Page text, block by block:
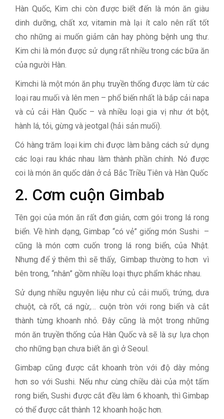
Hàn Quốc, Kim chi còn được biết đến là món ăn giàu
dinh dưỡng, chất xơ, vitamin mà lại ít calo nên rất tốt
cho những ai muốn giảm cân hay phòng bệnh ung thư.
Kim chi là món được sử dụng rất nhiều trong các bữa ăn
của người Hàn.
Kimchi là một món ăn phụ truyền thống được làm từ các
loại rau muối và lên men – phổ biến nhất là bắp cải napa
và củ cải Hàn Quốc – và nhiều loại gia vị như ớt bột,
hành lá, tỏi, gừng và jeotgal (hải sản muối).
Có hàng trăm loại kim chi được làm bằng cách sử dụng
các loại rau khác nhau làm thành phần chính. Nó được
coi là món ăn quốc dân ở cả Bắc Triều Tiên và Hàn Quốc
2. Cơm cuộn Gimbab
Tên gọi của món ăn rất đơn giản, cơm gói trong lá rong
biển. Về hình dạng, Gimbap “có vẻ” giống món Sushi –
cũng là món cơm cuốn trong lá rong biển, của Nhật.
Nhưng để ý thêm thì sẽ thấy, Gimbap thường to hơn vì
bên trong, “nhân” gồm nhiều loại thực phẩm khác nhau.
Sử dụng nhiều nguyên liệu như củ cải muối, trứng, dưa
chuột, cà rốt, cá ngừ,… cuộn tròn với rong biển và cắt
thành từng khoanh nhỏ. Đây cũng là một trong những
món ăn truyền thống của Hàn Quốc và sẽ là sự lựa chọn
cho những bạn chưa biết ăn gì ở Seoul.
Gimbap cũng được cắt khoanh tròn với độ dày mỏng
hơn so với Sushi. Nếu như cùng chiều dài của một tấm
rong biển, Sushi được cắt đều làm 6 khoanh, thì Gimbap
có thể được cắt thành 12 khoanh hoặc hơn.